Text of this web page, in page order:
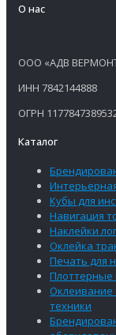
О нас
ООО «АДВ
ИНН 7842144888
ОГРН
Каталог
Кубы для
Навигация
Наклейки
Оклейка
Печать для
Плоттерные
Оклеивание
техники